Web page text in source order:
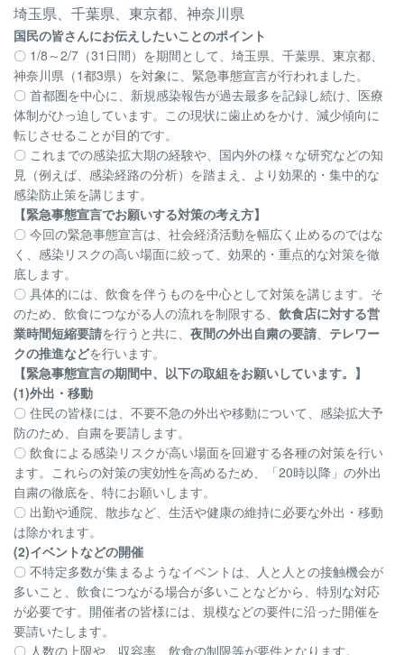
埼玉県、千葉県、東京都、神奈川県
国民の皆さんにお伝えしたいことのポイント
〇 1/8～2/7（31日間）を期間として、埼玉県、千葉県、東京都、
神奈川県（1都3県）を対象に、緊急事態宣言が行われました。
〇 首都圏を中心に、新規感染報告が過去最多を記録し続け、医療
体制がひっ迫しています。この現状に歯止めをかけ、減少傾向に
転じさせることが目的です。
〇 これまでの感染拡大期の経験や、国内外の様々な研究などの知
見（例えば、感染経路の分析）を踏まえ、より効果的・集中的な
感染防止策を講じます。
【緊急事態宣言でお願いする対策の考え方】
〇 今回の緊急事態宣言は、社会経済活動を幅広く止めるのではな
く、感染リスクの高い場面に絞って、効果的・重点的な対策を徹
底します。
〇 具体的には、飲食を伴うものを中心として対策を講じます。そ
のため、飲食につながる人の流れを制限する、 飲食店に対する営
業時間短縮要請を行うと共に、 夜間の外出自粛の要請
テレワー
クの推進などを行います。
【緊急事態宣言の期間中、以下の取組をお願いしています。】
(1)外出・移動
〇 住民の皆様には、不要不急の外出や移動について、感染拡大予
防のため、自粛を要請します。
〇 飲食による感染リスクが高い場面を回避する各種の対策を行い
ます。これらの対策の実効性を高めるため、「20時以降」の外出
自粛の徹底を、特にお願いします。
〇 出勤や通院、散歩など、生活や健康の維持に必要な外出・移動
は除かれます。
(2)イベントなどの開催
〇 不特定多数が集まるようなイベントは、人と人との接触機会が
多いこと、飲食につながる場合が多いことなどから、特別な対応
が必要です。開催者の皆様には、規模などの要件に沿った開催を
要請いたします。
〇 人数の上限や、収容率、飲食の制限等が要件となります。